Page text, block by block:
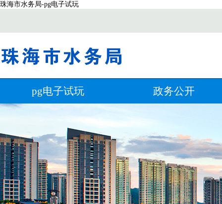
珠海市水务局-pg电子试玩
pg电子试玩 政务公开